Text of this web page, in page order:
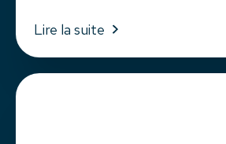
Lire la suite